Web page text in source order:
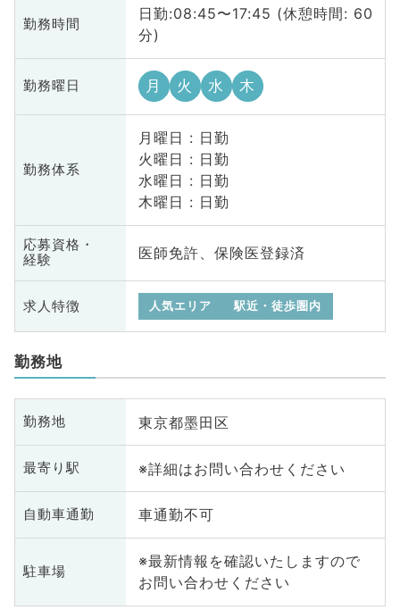
勤務時間
日勤:08:45〜17:45 (休憩時間: 60
分)
勤務曜日 月 火 水 木
勤務体系
月曜日 : 日勤
火曜日 : 日勤
水曜日 : 日勤
木曜日 : 日勤
応募資格・
経験
医師免許、保険医登録済
求人特徴 人気エリア 駅近・徒歩圏内
勤務地
勤務地 東京都墨田区
最寄り駅 ※詳細はお問い合わせください
自動車通勤 車通勤不可
駐車場
※最新情報を確認いたしますので
お問い合わせください